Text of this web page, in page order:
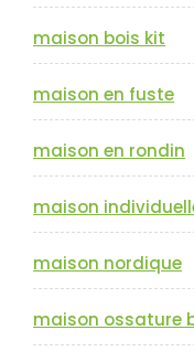
maison bois kit
maison en fuste
maison en rondin
maison
maison nordique
maison ossature